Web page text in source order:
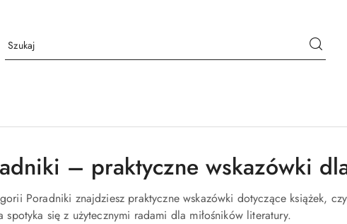
– praktyczne wskazówki
Poradniki znajdziesz praktyczne wskazówki dotyczące książek,
spotyka się z użytecznymi radami dla miłośników literatury.